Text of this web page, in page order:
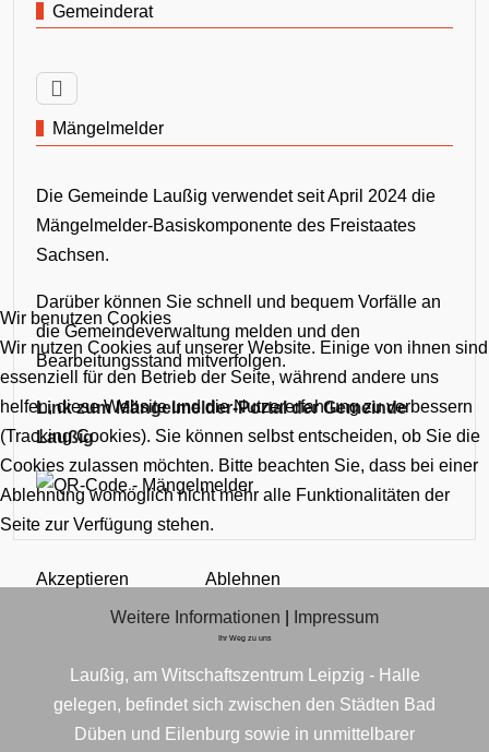
Gemeinderat
Mängelmelder
Die Gemeinde Laußig verwendet seit April 2024 die
Mängelmelder-Basiskomponente des Freistaates
Sachsen.
Darüber können Sie schnell und bequem Vorfälle an
die Gemeindeverwaltung melden und den
Bearbeitungsstand mitverfolgen.
Link zum Mängelmelder-Portal der Gemeinde
Laußig
Ihr Weg zu uns
Laußig, am Witschaftszentrum Leipzig - Halle
gelegen, befindet sich zwischen den Städten Bad
Düben und Eilenburg sowie in unmittelbarer
Wir benutzen Cookies
Wir nutzen Cookies auf unserer Website. Einige von ihnen sind
essenziell für den Betrieb der Seite, während andere uns
helfen, diese Website und die Nutzererfahrung zu verbessern
(Tracking Cookies). Sie können selbst entscheiden, ob Sie die
Cookies zulassen möchten. Bitte beachten Sie, dass bei einer
Ablehnung womöglich nicht mehr alle Funktionalitäten der
Seite zur Verfügung stehen.
Akzeptieren Ablehnen
Weitere Informationen Impressum